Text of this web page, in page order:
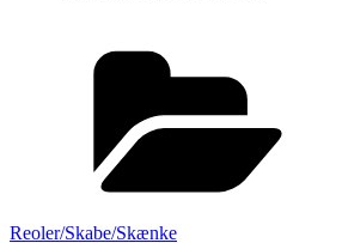
Reoler/Skabe/Skænke